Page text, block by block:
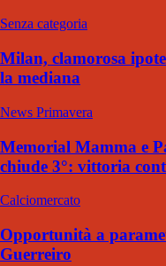
Senza categoria
Milan, clamorosa
la mediana
News Primavera
Memorial Mamma e
chiude 3°: vittoria
Calciomercato
Opportunità a
Guerreiro